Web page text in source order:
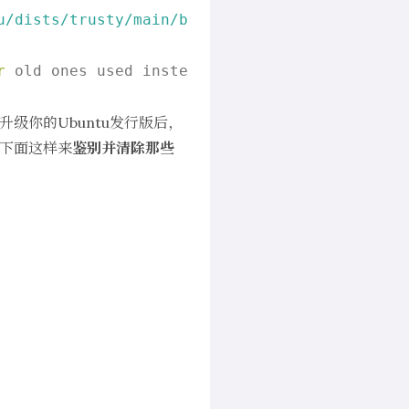
/dists/trusty/main/binary
old ones used instead.
级你的Ubuntu发行版后，
面这样来鉴别并清除那些